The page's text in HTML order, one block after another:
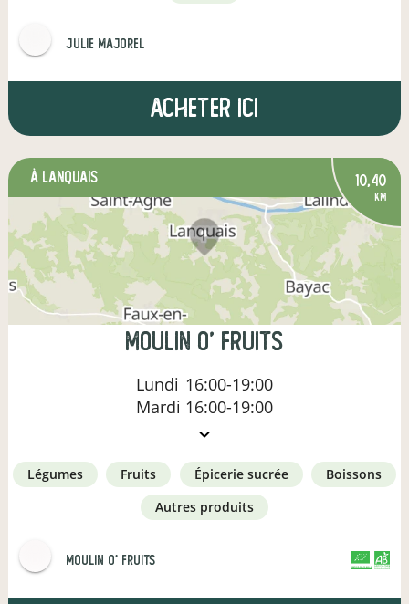
julie majorel
Acheter ici
à Lanquais 10,40
km
MOULIN O' FRUITS
Lundi 16:00-19:00
Mardi 16:00-19:00
légumes fruits épicerie sucrée
boissons
autres produits
MOULIN O' FRUITS